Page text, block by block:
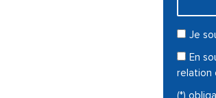
Je
En
relation
(*)